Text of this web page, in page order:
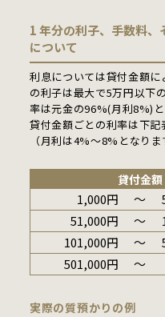
1 年分の利子、手数料
について
利息については貸付金額
の利子は最大で5万円以下
率は元金の96%(月利8%)と
貸付金額ごとの利率は下記
（月利は4%～8%となりま
貸付金額
1,000円 〜
51,000円
〜
101,000円
〜
501,000円
〜
実際の質預かりの例